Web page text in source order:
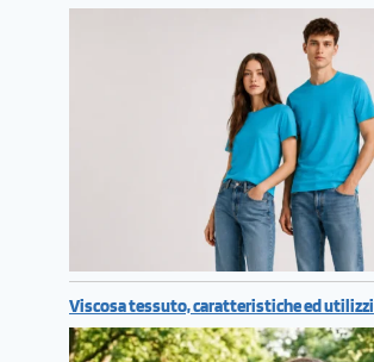
Viscosa tessuto, caratteristiche ed utilizzi